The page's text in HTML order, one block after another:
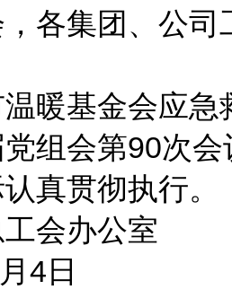
各集团、公
温暖基金会应
组会第90次
真贯彻执行。
会办公室
4日